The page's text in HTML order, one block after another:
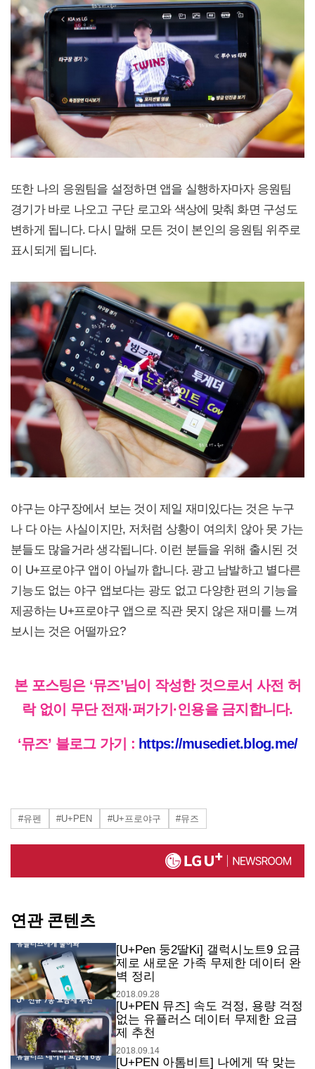
또한 나의 응원팀을 설정하면 앱을 실행하자마자 응원팀
경기가 바로 나오고 구단 로고와 색상에 맞춰 화면 구성도
변하게 됩니다. 다시 말해 모든 것이 본인의 응원팀 위주로
표시되게 됩니다.
야구는 야구장에서 보는 것이 제일 재미있다는 것은 누구
나 다 아는 사실이지만, 저처럼 상황이 여의치 않아 못 가는
분들도 많을거라 생각됩니다. 이런 분들을 위해 출시된 것
이 U+프로야구 앱이 아닐까 합니다. 광고 남발하고 별다른
기능도 없는 야구 앱보다는 광도 없고 다양한 편의 기능을
제공하는 U+프로야구 앱으로 직관 못지 않은 재미를 느껴
보시는 것은 어떨까요?
본 포스팅은 ‘뮤즈’님이 작성한 것으로서 사전 허
락 없이 무단 전재·퍼가기·인용을 금지합니다.
‘뮤즈’ 블로그 가기 : https://musediet.blog.me/
#유펜 #U+PEN #U+프로야구 #뮤즈
연관 콘텐츠
[U+Pen 둥2딸Ki] 갤럭시노트9 요금
제로 새로운 가족 무제한 데이터 완
벽 정리
2018.09.28
[U+PEN 뮤즈] 속도 걱정, 용량 걱정
없는 유플러스 데이터 무제한 요금
제 추천
2018.09.14
[U+PEN 아톰비트] 나에게 딱 맞는